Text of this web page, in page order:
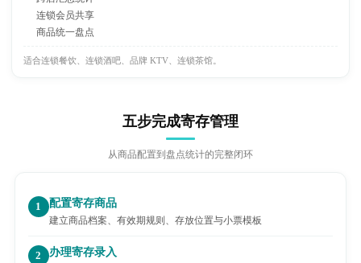
连锁会员共享
商品统一盘点
适合连锁餐饮、连锁酒吧、品牌 KTV、连锁茶馆。
五步完成寄存管理
从商品配置到盘点统计的完整闭环
1 配置寄存商品
建立商品档案、有效期规则、存放位置与小票模板
2 办理寄存录入